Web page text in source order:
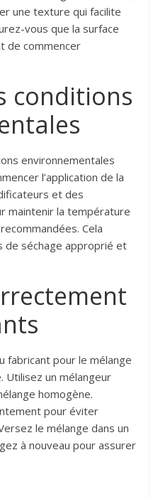
une texture qui facilite
vous que la surface
de commencer
conditions
environnementales
l’application de la
et des
maintenir la température
Cela
de séchage approprié et
fabricant pour le mélange
Utilisez un mélangeur
homogène.
pour éviter
le mélange dans un
à nouveau pour assurer